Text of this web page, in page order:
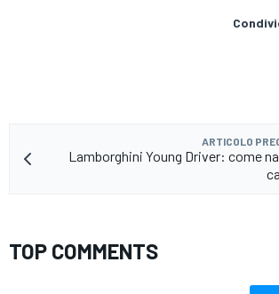
ARTICOLO
Lamborghini Young Driver: come
TOP COMMENTS